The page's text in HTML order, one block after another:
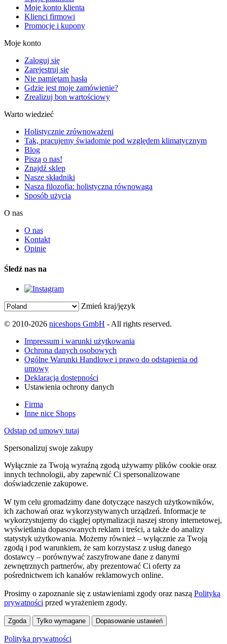
Moje konto klienta
Klienci firmowi
Promocje i kupony
Moje konto
Zaloguj się
Zarejestruj się
Nie pamiętam hasła
Gdzie jest moje zamówienie?
Zrealizuj bon wartościowy
Warto wiedzieć
Holistycznie zrównoważeni
Tak, pracujemy świadomie pod względem klimatycznym
Blog
Piszą o nas!
Znajdź sklep
Nasze składniki
Nasza filozofia: holistyczna równowaga
Sposób użycia
O nas
O nas
Kontakt
Opinie
Śledź nas na
Zmień kraj/język
© 2010-2026 niceshops GmbH - All rights reserved.
Impressum i warunki użytkowania
Ochrona danych osobowych
Ogólne Warunki Handlowe i prawo do odstąpienia od
umowy
Deklaracja dostępności
Ustawienia ochrony danych
Firma
Inne nice Shops
Odstąp od umowy tutaj
Spersonalizuj swoje zakupy
Wyłącznie za Twoją wyraźną zgodą używamy plików cookie oraz
innych technologii, aby zapewnić Ci spersonalizowane
doświadczenie zakupowe.
W tym celu gromadzimy dane dotyczące naszych użytkowników,
ich zachowań oraz wykorzystywanych urządzeń. Informacje te
wykorzystujemy do ciągłej optymalizacji naszej strony internetowej,
wyświetlania dopasowanych reklam i treści, a także do analizy
statystyk użytkowania. Możemy również – wyłącznie za Twoją
zgodą i pod warunkiem, że sam korzystasz z usług danego
dostawcy – porównywać zaszyfrowane dane z danymi
zewnętrznych partnerów, aby prezentować Ci oferty za
pośrednictwem ich kanałów reklamowych online.
Prosimy o zapoznanie się z ustawieniami zgody oraz naszą Polityką
prywatności przed wyrażeniem zgody.
Zgoda Tylko wymagane Dopasowanie ustawień
Polityka prywatności